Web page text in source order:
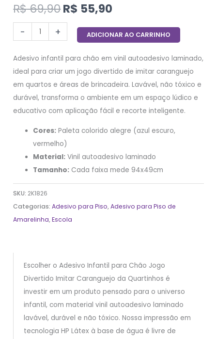
R$69,90R$ 55,90
- + ADICIONAR AO CARRINHO
Adesivo infantil para chão em vinil autoadesivo laminado,
ideal para criar um jogo divertido de imitar caranguejo
em quartos e áreas de brincadeira. Lavável, não tóxico e
durável, transforma o ambiente em um espaço lúdico e
educativo com aplicação fácil e recorte inteligente.
Cores: Paleta colorido alegre (azul escuro,
vermelho)
Material: Vinil autoadesivo laminado
Tamanho: Cada faixa mede 94x49cm
SKU: 2K1826
Categorias:Adesivo para Piso,Adesivo para Piso de
Amarelinha,Escola
Escolher o Adesivo Infantil para Chão Jogo
Divertido Imitar Caranguejo da Quartinhos é
investir em um produto pensado para o universo
infantil, com material vinil autoadesivo laminado
lavável, durável e não tóxico. Nossa impressão em
tecnologia HP Látex à base de água é livre de